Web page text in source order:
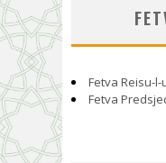
Fetva Reisu-l-
Fetva